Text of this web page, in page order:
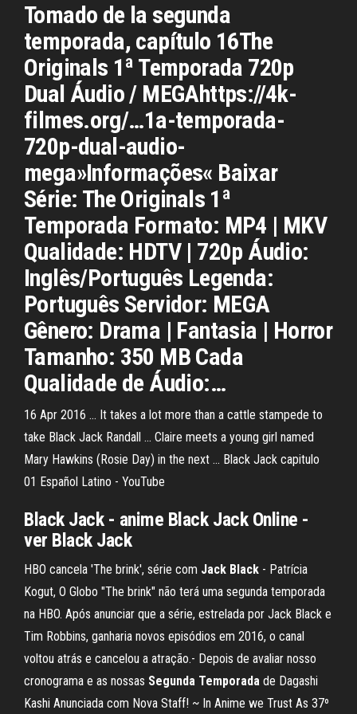
Tomado de la segunda
temporada, capítulo 16The
Originals 1ª Temporada 720p
Dual Áudio / MEGAhttps://4k-
filmes.org/…1a-temporada-
720p-dual-audio-
mega»Informações« Baixar
Série: The Originals 1ª
Temporada Formato: MP4 | MKV
Qualidade: HDTV | 720p Áudio:
Inglês/Português Legenda:
Português Servidor: MEGA
Gênero: Drama | Fantasia | Horror
Tamanho: 350 MB Cada
Qualidade de Áudio:…
16 Apr 2016 ... It takes a lot more than a cattle stampede to
take Black Jack Randall ... Claire meets a young girl named
Mary Hawkins (Rosie Day) in the next ... Black Jack capitulo
01 Español Latino - YouTube
Black Jack - anime Black Jack Online -
ver Black Jack
HBO cancela 'The brink', série com Jack Black - Patrícia
Kogut, O Globo "The brink" não terá uma segunda temporada
na HBO. Após anunciar que a série, estrelada por Jack Black e
Tim Robbins, ganharia novos episódios em 2016, o canal
voltou atrás e cancelou a atração.- Depois de avaliar nosso
cronograma e as nossas Segunda Temporada de Dagashi
Kashi Anunciada com Nova Staff! ~ In Anime we Trust As 37º